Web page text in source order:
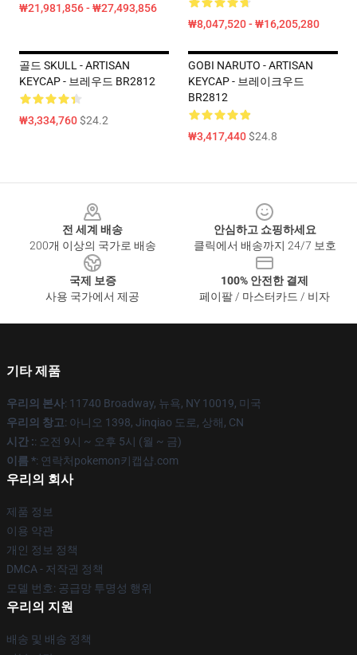
₩21,981,856 - ₩27,493,856
₩8,047,520 - ₩16,205,280
골드 SKULL - ARTISAN
KEYCAP - 브레우드 BR2812
₩3,334,760$24.2
GOBI NARUTO - ARTISAN
KEYCAP - 브레이크우드
BR2812
₩3,417,440$24.8
전 세계 배송
200개 이상의 국가로 배송
안심하고 쇼핑하세요
클릭에서 배송까지 24/7 보호
국제 보증
사용 국가에서 제공
100% 안전한 결제
페이팔 / 마스터카드 / 비자
기타 제품
우리의 본사: 11740 Broadway, 뉴욕, NY 10019, 미국
우리의 창고: 아니오 1398, Jinqiao 도로, 상해, CN
시간 :: 오전 9시 ~ 오후 5시 (월 ~ 금)
이름 *: 연락처pokemon키캡샵.com
우리의 회사
제품 정보
이용 약관
개인 정보 정책
DMCA - 저작권 정책
모델 번호: 공급망 투명성 행위
우리의 지원
배송 및 배송 정책